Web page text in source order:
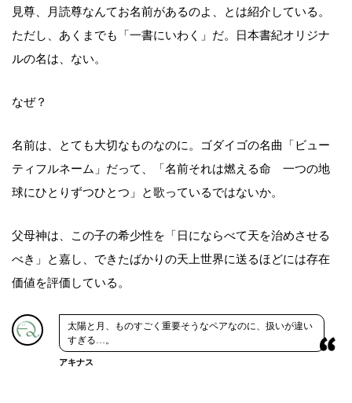
見尊、月読尊なんてお名前があるのよ、とは紹介している。
ただし、あくまでも「一書にいわく」だ。日本書紀オリジナ
ルの名は、ない。
なぜ？
名前は、とても大切なものなのに。ゴダイゴの名曲「ビュー
ティフルネーム」だって、「名前それは燃える命 一つの地
球にひとりずつひとつ」と歌っているではないか。
父母神は、この子の希少性を「日にならべて天を治めさせる
べき」と嘉し、できたばかりの天上世界に送るほどには存在
価値を評価している。
太陽と月、ものすごく重要そうなペアなのに、扱いが違い
すぎる…。
アキナス